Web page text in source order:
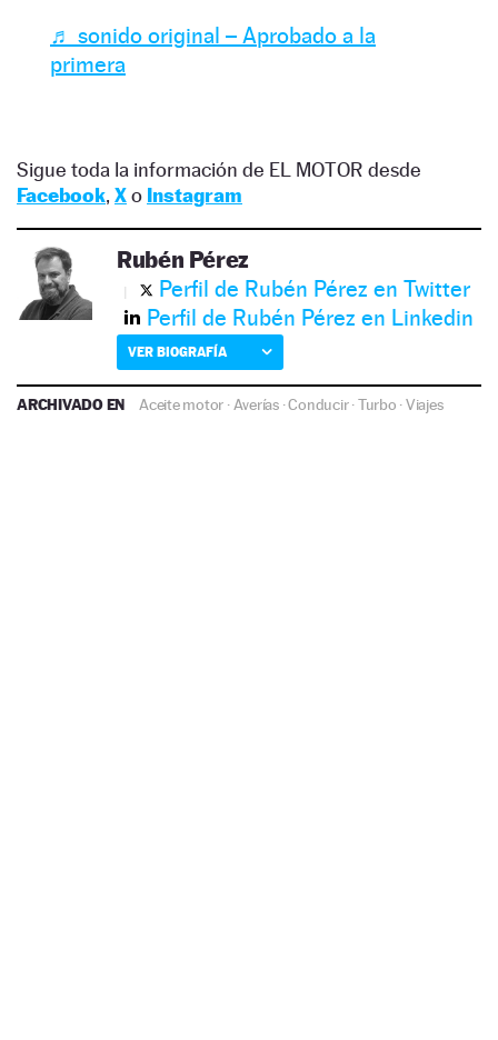
♬ sonido original – Aprobado a la
primera
Sigue toda la información de EL MOTOR desde
Facebook, Xo Instagram
Rubén Pérez
Perfil de Rubén Pérez en Twitter
Perfil de Rubén Pérez en Linkedin
VER BIOGRAFÍA
ARCHIVADO EN Aceite motor · Averías·Conducir·Turbo ·Viajes